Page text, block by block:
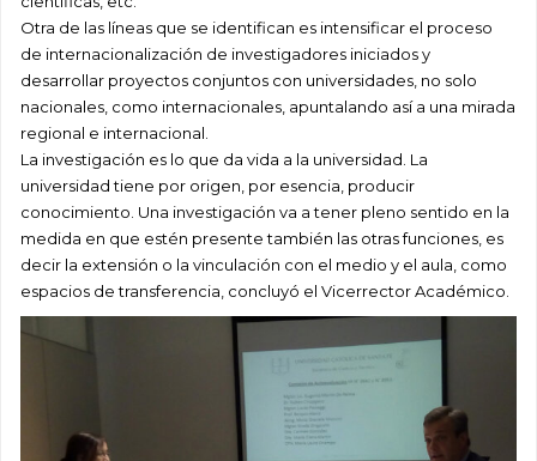
Otra de las líneas que se identifican es intensificar el proceso
de internacionalización de investigadores iniciados y
desarrollar proyectos conjuntos con universidades, no solo
nacionales, como internacionales, apuntalando así a una mirada
regional e internacional.
La investigación es lo que da vida a la universidad. La
universidad tiene por origen, por esencia, producir
conocimiento. Una investigación va a tener pleno sentido en la
medida en que estén presente también las otras funciones, es
decir la extensión o la vinculación con el medio y el aula, como
espacios de transferencia, concluyó el Vicerrector Académico.